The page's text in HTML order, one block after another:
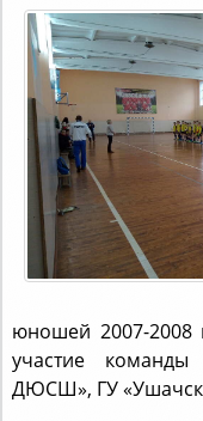
юношей 2007-2008
участие команды
ДЮСШ», ГУ